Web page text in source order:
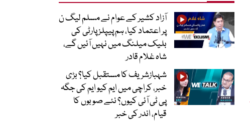
آزاد کشیر کے عوام نے مسلم لیگ ن
پر اعتماد کیا، ہم پیپلز پارٹی کی
بلیک میلنگ میں نہیں آئیں گے،
شاہ غلام قادر
شہبازشریف کا مستقبل کیا؟ بڑی
خبر، کراچی میں ایم کیو ایم کی جگہ
پی ٹی آئی کیوں؟ نئے صوبوں کا
قیام، اندر کی خبر